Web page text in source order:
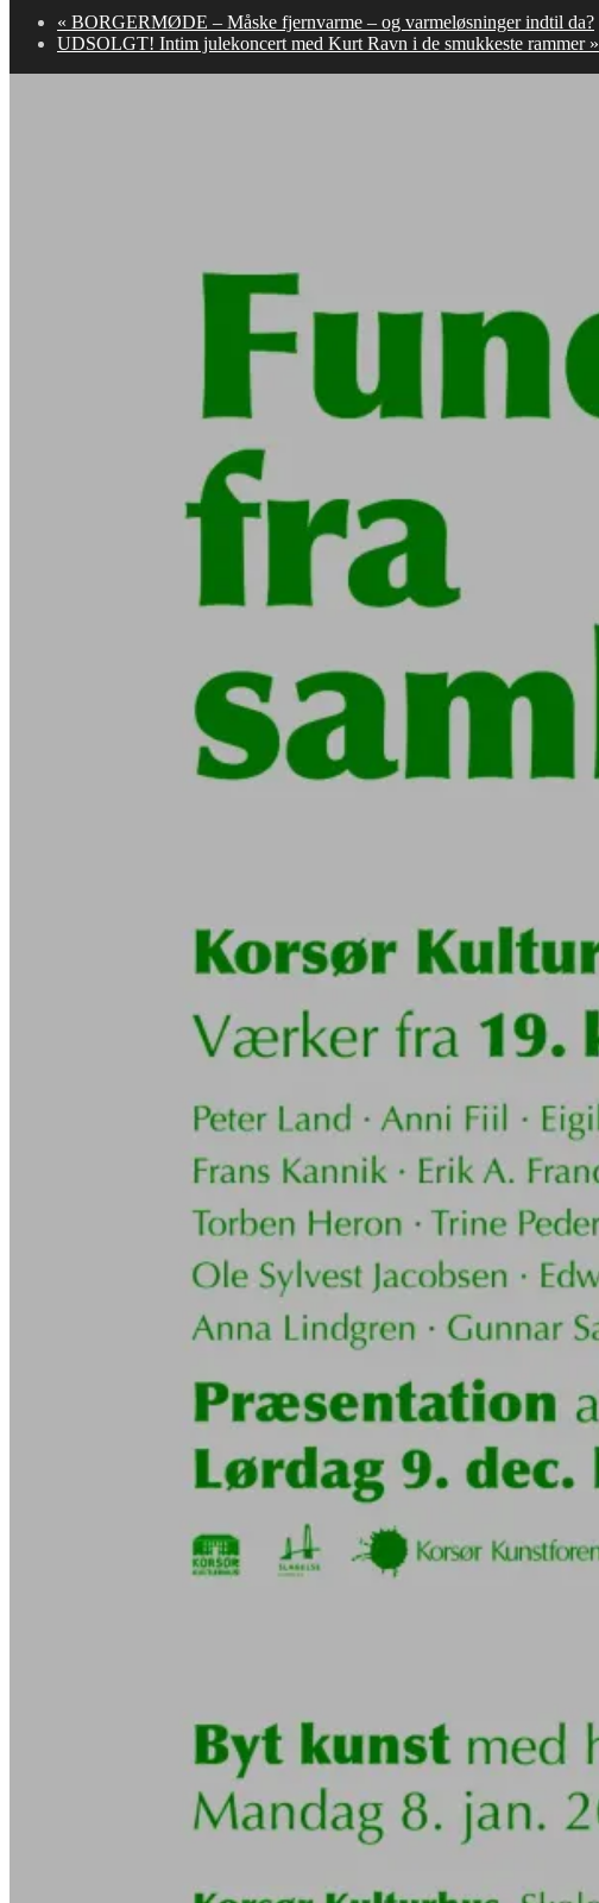
« BORGERMØDE – Måske fjernvarme – og varmeløsninger indtil da?
UDSOLGT! Intim julekoncert med Kurt Ravn i de smukkeste rammer »